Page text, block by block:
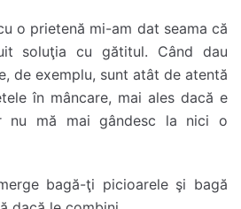
o prietenă mi-am dat seama că
soluţia cu gătitul. Când dau
de exemplu, sunt atât de atentă
în mâncare, mai ales dacă e
nu mă mai gândesc la nici o
bagă-ţi picioarele şi bagă